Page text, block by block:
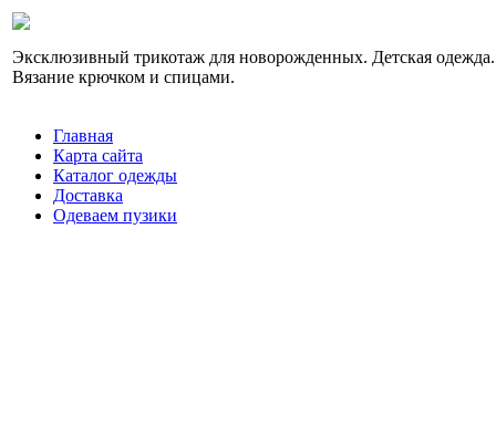
Эксклюзивный трикотаж для новорожденных. Детская одежда.
Вязание крючком и спицами.
Главная
Карта сайта
Каталог одежды
Доставка
Одеваем пузики